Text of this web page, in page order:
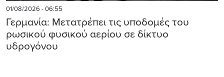
01/08/2026 - 06:55
Γερμανία: Μετατρέπει τις υποδομές του
ρωσικού φυσικού αερίου σε δίκτυο
υδρογόνου